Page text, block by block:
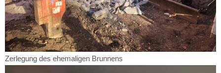
Zerlegung des ehemaligen Brunnens